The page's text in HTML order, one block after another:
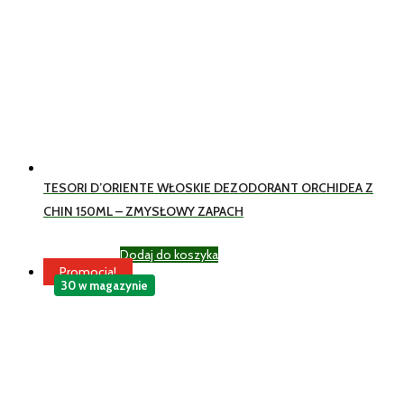
TESORI D’ORIENTE WŁOSKIE DEZODORANT ORCHIDEA Z
CHIN 150ML – ZMYSŁOWY ZAPACH
23,99zł
Dodaj do koszyka
Promocja!
30 w magazynie